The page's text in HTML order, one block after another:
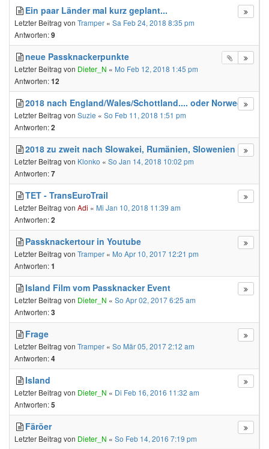
Ein paar Länder mal kurz geplant...
Letzter Beitrag von Tramper « Sa Feb 24, 2018 8:35 pm
Antworten:9
neue Passknackerpunkte
Letzter Beitrag von Dieter_N « Mo Feb 12, 2018 1:45 pm
Antworten:12
2018 nach England/Wales/Schottland.... oder Norwegen
Letzter Beitrag von Suzie « So Feb 11, 2018 1:51 pm
Antworten:2
2018 zu zweit nach Slowakei, Rumänien, Slowenien etz.
Letzter Beitrag von Klonko « So Jan 14, 2018 10:02 pm
Antworten:7
TET - TransEuroTrail
Letzter Beitrag von Adi « Mi Jan 10, 2018 11:39 am
Antworten:2
Passknackertour in Youtube
Letzter Beitrag von Tramper « Mo Apr 10, 2017 12:21 pm
Antworten:1
Island Film vom Passknacker Event
Letzter Beitrag von Dieter_N « So Apr 02, 2017 6:25 am
Antworten:3
Frage
Letzter Beitrag von Tramper « So Mär 05, 2017 2:12 am
Antworten:4
Island
Letzter Beitrag von Dieter_N « Di Feb 16, 2016 11:32 am
Antworten:5
Färöer
Letzter Beitrag von Dieter_N « So Feb 14, 2016 7:19 pm